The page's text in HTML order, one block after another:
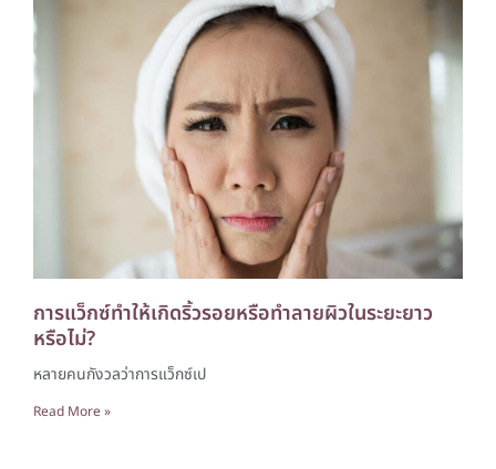
การแว็กซ์ทำให้เกิดริ้วรอยหรือทำลายผิวในระยะยาว
หรือไม่?
หลายคนกังวลว่าการแว็กซ์เป
Read More »